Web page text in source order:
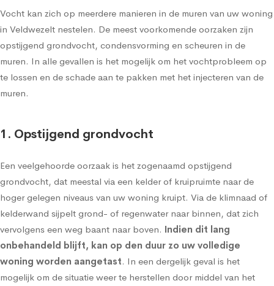
Vocht kan zich op meerdere manieren in de muren van uw woning
in Veldwezelt nestelen. De meest voorkomende oorzaken zijn
opstijgend grondvocht, condensvorming en scheuren in de
muren. In alle gevallen is het mogelijk om het vochtprobleem op
te lossen en de schade aan te pakken met het injecteren van de
muren.
1. Opstijgend grondvocht
Een veelgehoorde oorzaak is het zogenaamd opstijgend
grondvocht, dat meestal via een kelder of kruipruimte naar de
hoger gelegen niveaus van uw woning kruipt. Via de klimnaad of
kelderwand sijpelt grond- of regenwater naar binnen, dat zich
vervolgens een weg baant naar boven. Indien dit lang
onbehandeld blijft, kan op den duur zo uw volledige
woning worden aangetast. In een dergelijk geval is het
mogelijk om de situatie weer te herstellen door middel van het